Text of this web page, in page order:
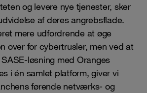
og levere nye tjenester, sker
af deres angrebsflade.
mere udfordrende at øge
over for cybertrusler, men ved at
løsning med Oranges
i én samlet platform, giver vi
førende netværks- og